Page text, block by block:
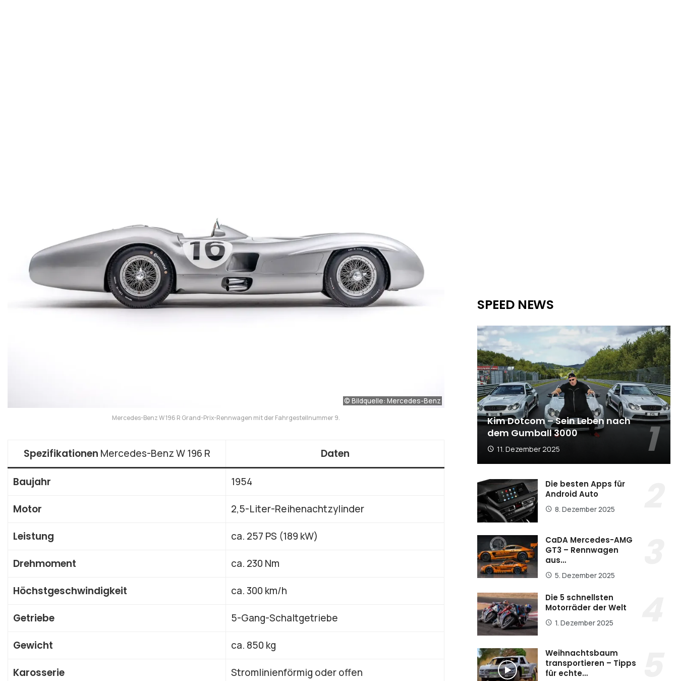
© Bildquelle: Mercedes-Benz
Mercedes-Benz W 196 R Grand-Prix-Rennwagen mit der Fahrgestellnummer 9.
Spezifikationen Mercedes-Benz W 196 R Daten
Baujahr 1954
Motor 2,5-Liter-Reihenachtzylinder
Leistung ca. 257 PS (189 kW)
Drehmoment ca. 230 Nm
Höchstgeschwindigkeit ca. 300 km/h
Getriebe 5-Gang-Schaltgetriebe
Gewicht ca. 850 kg
Karosserie Stromlinienförmig oder offen
SPEED NEWS
Kim Dotcom – Sein Leben nach
dem Gumball 3000
11. Dezember 2025
Die besten Apps für
Android Auto
8. Dezember 2025
CaDA Mercedes-AMG
GT3 – Rennwagen
aus…
5. Dezember 2025
Die 5 schnellsten
Motorräder der Welt
1. Dezember 2025
Weihnachtsbaum
transportieren – Tipps
für echte…